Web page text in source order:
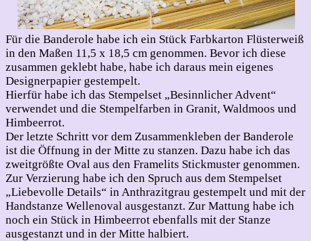
Für die Banderole habe ich ein Stück Farbkarton Flüsterweiß
in den Maßen 11,5 x 18,5 cm genommen. Bevor ich diese
zusammen geklebt habe, habe ich daraus mein eigenes
Designerpapier gestempelt.
Hierfür habe ich das Stempelset „Besinnlicher Advent“
verwendet und die Stempelfarben in Granit, Waldmoos und
Himbeerrot.
Der letzte Schritt vor dem Zusammenkleben der Banderole
ist die Öffnung in der Mitte zu stanzen. Dazu habe ich das
zweitgrößte Oval aus den Framelits Stickmuster genommen.
Zur Verzierung habe ich den Spruch aus dem Stempelset
„Liebevolle Details“ in Anthrazitgrau gestempelt und mit der
Handstanze Wellenoval ausgestanzt. Zur Mattung habe ich
noch ein Stück in Himbeerrot ebenfalls mit der Stanze
ausgestanzt und in der Mitte halbiert.